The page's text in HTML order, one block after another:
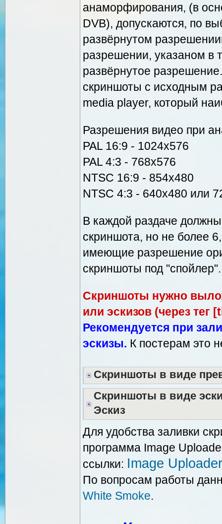
анаморфирования, (в
DVB), допускаются, по
развёрнутом
разрешении, указаном в
развёрнутое
скриншоты с исходным
media player, который
Разрешения видео при
PAL 16:9 - 1024х576
PAL 4:3 - 768х576
NTSC 16:9 - 854х480
NTSC 4:3 - 640x480 или
В каждой раздаче
скриншота, но не более
имеющие разрешение
скриншоты под "спойлер".
Скриншоты нужно
или эскизов (через тег
Рекомендуется при
эскизы. К постерам это
Скриншоты в виде
Скриншоты в виде
Эскиз
Для удобства заливки
программа Image
ссылки: Image Uploader
По вопросам работы
White Smoke.